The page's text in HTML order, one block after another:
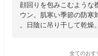
顔回りを包みこむような
ウン。肌寒い季節の防
。日陰に吊り干して乾燥。
全てのおす